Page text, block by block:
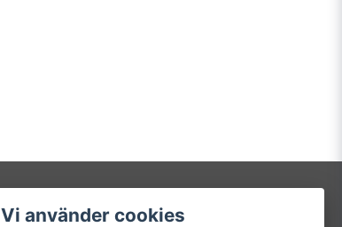
Mitt konto
Vi använder cookies